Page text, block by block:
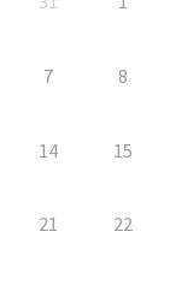
7 8
14 15
21 22